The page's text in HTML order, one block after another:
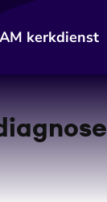
kerkdienst